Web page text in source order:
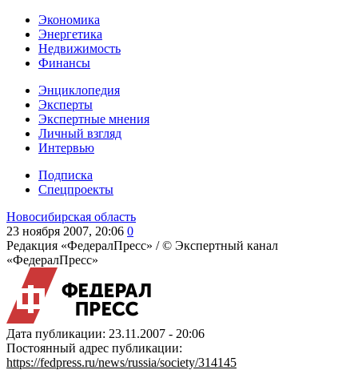
Экономика
Энергетика
Недвижимость
Финансы
Энциклопедия
Эксперты
Экспертные мнения
Личный взгляд
Интервью
Подписка
Спецпроекты
Новосибирская область
23 ноября 2007, 20:06 0
Редакция «ФедералПресс» /© Экспертный канал
«ФедералПресс»
Дата публикации: 23.11.2007 - 20:06
Постоянный адрес публикации:
https://fedpress.ru/news/russia/society/314145